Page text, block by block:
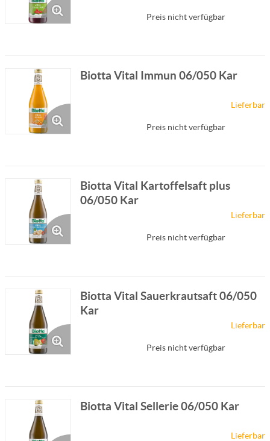
Preis nicht verfügbar
Biotta Vital Immun 06/050 Kar
Lieferbar
Preis nicht verfügbar
Biotta Vital Kartoffelsaft plus
06/050 Kar
Lieferbar
Preis nicht verfügbar
Biotta Vital Sauerkrautsaft 06/050
Kar
Lieferbar
Preis nicht verfügbar
Biotta Vital Sellerie 06/050 Kar
Lieferbar